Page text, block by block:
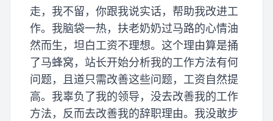
走，我不留，你跟我说实话，帮助我改进工
作。我脑袋一热，扶老奶奶过马路的心情油
然而生，坦白工资不理想。这个理由算是捅
了马蜂窝，站长开始分析我的工作方法有何
问题，且道只需改善这些问题，工资自然提
高。我辜负了我的领导，没去改善我的工作
方法，反而去改善我的辞职理由。我没敢步